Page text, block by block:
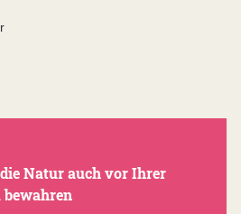
Natur auch vor Ihrer